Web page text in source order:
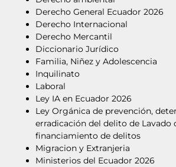
Derecho General Ecuador 2026
Derecho Internacional
Derecho Mercantil
Diccionario Jurídico
Familia, Niñez y Adolescencia
Inquilinato
Laboral
Ley IA en Ecuador 2026
Ley Orgánica de prevención,
erradicación del delito de Lavado
financiamiento de delitos
Migracion y Extranjeria
Ministerios del Ecuador 2026